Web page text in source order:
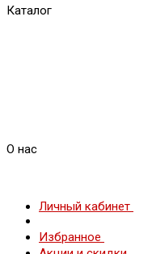
Каталог
О нас
Личный кабинет
Избранное